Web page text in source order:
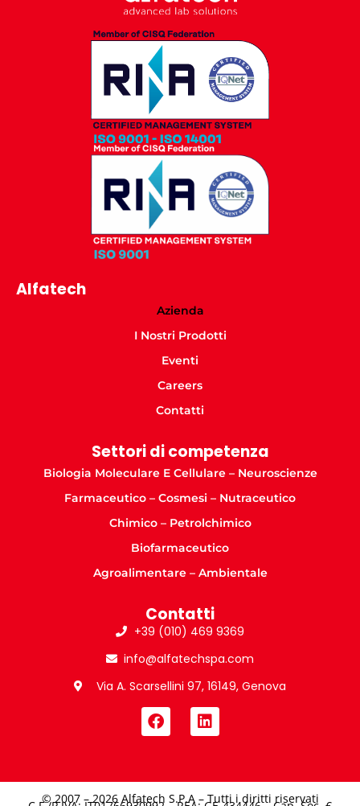
Alfatech
Azienda
I Nostri Prodotti
Eventi
Careers
Contatti
Settori di competenza
Biologia Moleculare E Cellulare – Neuroscienze
Farmaceutico – Cosmesi – Nutraceutico
Chimico – Petrolchimico
Biofarmaceutico
Agroalimentare – Ambientale
Contatti
+39 (010) 469 9369
info@alfatechspa.com
Via A. Scarsellini 97, 16149, Genova
© 2007 – 2026 Alfatech S.P.A – Tutti i diritti riservati